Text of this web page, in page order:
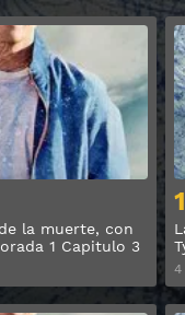
la muerte, con
1 Capitulo 3
4